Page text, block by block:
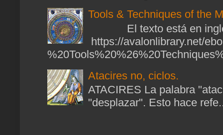
Tools & Techniques of the
El texto está en
https://avalonlibrary.net/
Atacires no, ciclos.
ATACIRES La palabra
"desplazar". Esto hace